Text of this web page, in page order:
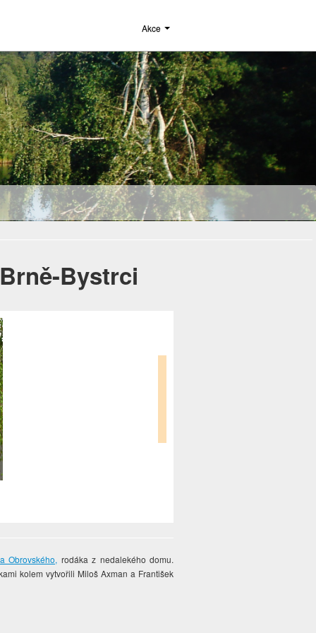
Akce
Bystrci
Obrovského, rodáka z nedalekého domu.
kolem vytvořili Miloš Axman a František